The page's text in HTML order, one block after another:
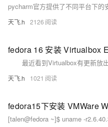
天飞.h 2126
天飞.h 1021
fedora15下安装 VMWare